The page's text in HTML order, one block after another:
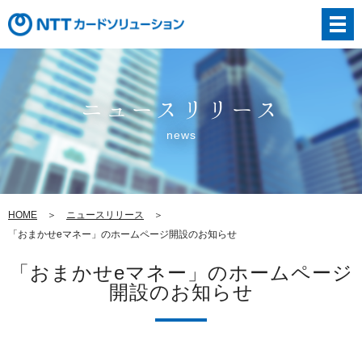
ニュースリリース
news
HOME
ニュースリリース
「おまかせeマネー」のホームページ開設のお知らせ
「おまかせeマネー」のホームページ
開設のお知らせ